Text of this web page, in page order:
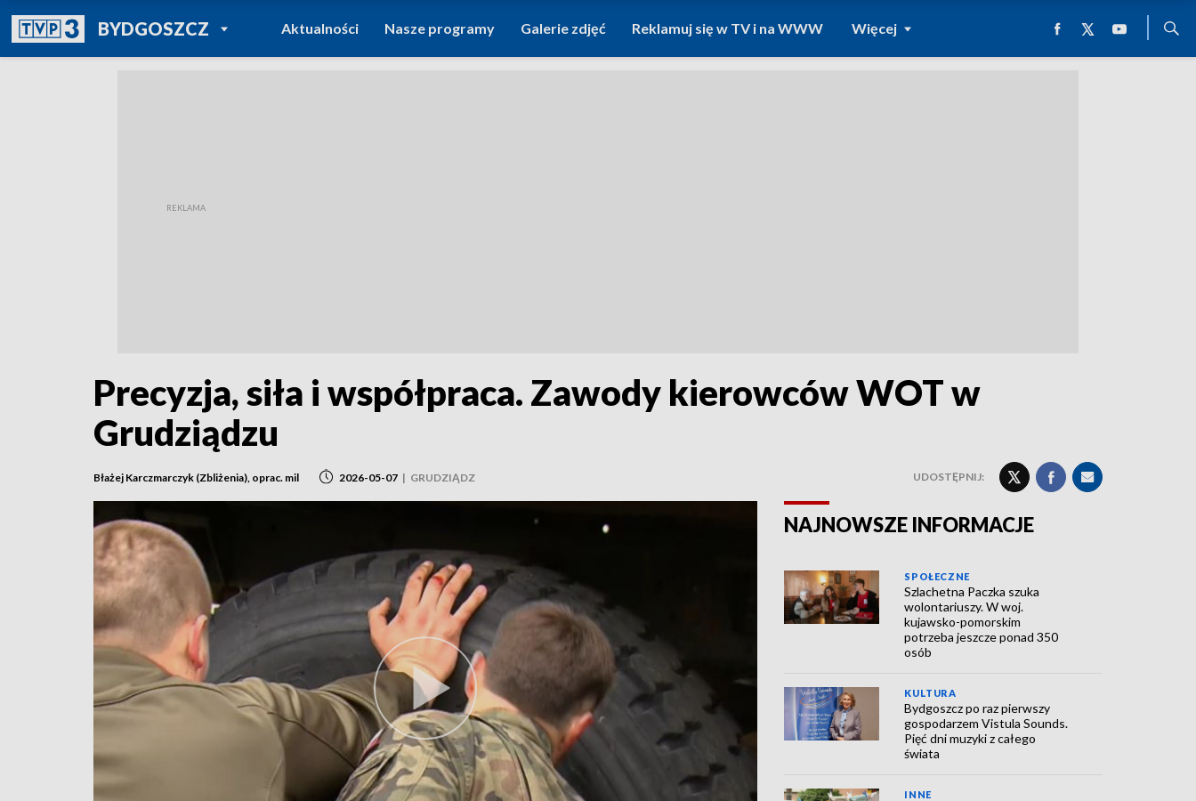
BYDGOSZCZPOWRÓT DO
TVP REGIONY
Aktualności Nasze programy Galerie zdjęć Reklamuj się w TV i na WWW Więcej
Precyzja, siła i współpraca. Zawody kierowców WOT w
Grudziądzu
Błażej Karczmarczyk (Zbliżenia), oprac. mil 2026-05-07 | GRUDZIĄDZ UDOSTĘPNIJ:
NAJNOWSZE INFORMACJE
SPOŁECZNE
Szlachetna Paczka szuka
wolontariuszy. W woj.
kujawsko-pomorskim
potrzeba jeszcze ponad 350
osób
KULTURA
Bydgoszcz po raz pierwszy
gospodarzem Vistula Sounds.
Pięć dni muzyki z całego
świata
INNE